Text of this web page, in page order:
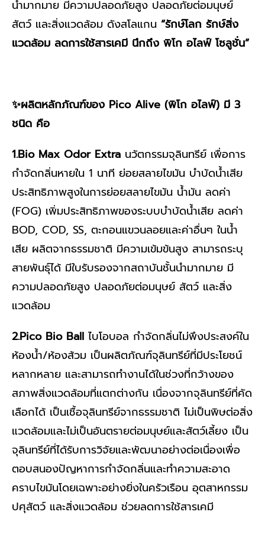
นำมากมาย มีความปลอดภัยสูง ปลอดภัยต่อมนุษย์
สัตว์ และสิ่งแวดล้อม ดังสโลแกน “รักษ์โลก รักษ์สิ่ง
แวดล้อม ลดการใช้สารเคมี นึกถึง พิโก อไลฟ์ โซลูชั่น”
✨ผลิตหลักภัณฑ์ของ Pico Alive (พิโก อไลฟ์) มี 3
ชนิด คือ
1.Bio Max Odor Extra นวัตกรรมจุลินทรีย์ เพื่อการ
กำจัดกลิ่นหายใน 1 นาที ย่อยสลายไขมัน บำบัดน้ำเสีย
ประสิทธิภาพสูงในการย่อยสลายไขมัน น้ำมัน ลดค่า
(FOG) เพิ่มประสิทธิภาพของระบบบำบัดน้ำเสีย ลดค่า
BOD, COD, SS, ตะกอนแขวนลอยและค่าอื่นๆ ในน้ำ
เสีย ผลิตจากธรรมชาติ มีความเข้มข้นสูง สามารถระบุ
สายพันธุ์ได้ มีใบรับรองจากสถาบันชั้นนำมากมาย มี
ความปลอดภัยสูง ปลอดภัยต่อมนุษย์ สัตว์ และสิ่ง
แวดล้อม
2.Pico Bio Ball ไบโอบอล กำจัดกลิ่นไม่พึงประสงค์ใน
ห้องน้ำ/ห้องส้วม เป็นผลิตภัณฑ์จุลินทรีย์ที่มีประโยชน์
หลากหลาย และสามารถทำงานได้ในช่วงที่กว้างของ
สภาพสิ่งแวดล้อมที่แตกต่างกัน เนื่องจากจุลินทรีย์ที่คัด
เลือกได้ เป็นเชื้อจุลินทรีย์จากธรรมชาติ ไม่เป็นพิษต่อสิ่ง
แวดล้อมและไม่เป็นอันตรายต่อมนุษย์และสัตว์เลี้ยง เป็น
จุลินทรีย์ที่ได้รับการวิจัยและพัฒนาอย่างต่อเนื่องเพื่อ
ตอบสนองปัญหาการกำจัดกลิ่นและทำความสะอาด
คราบไขมันโดยเฉพาะอย่างยิ่งในครัวเรือน อุตสาหกรรม
ปศุสัตว์ และสิ่งแวดล้อม ช่วยลดการใช้สารเคมี